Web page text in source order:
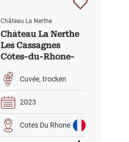
Château La Nerthe
Château La Nerthe
Les Cassagnes
Côtes-du-Rhone-
Cuvée trocken
2023
Cotes Du Rhone